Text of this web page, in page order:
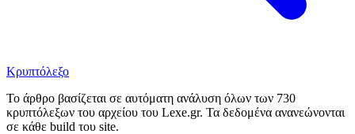
Κρυπτόλεξο
Το άρθρο βασίζεται σε αυτόματη ανάλυση όλων των 730
κρυπτόλεξων του αρχείου του Lexe.gr. Τα δεδομένα ανανεώνονται
σε κάθε build του site.